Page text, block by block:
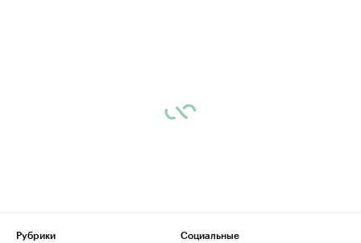
Рубрики
Социальные